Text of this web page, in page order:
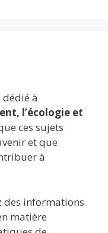
à
l’écologie et
ces sujets
et que
à
des informations
matière